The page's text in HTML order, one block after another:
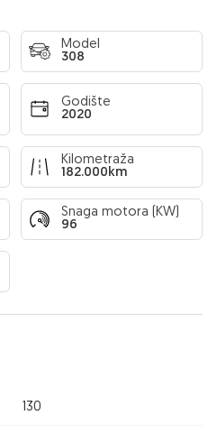
Model
308
Godište
2020
Kilometraža
182.000km
Snaga motora (KW)
96
130